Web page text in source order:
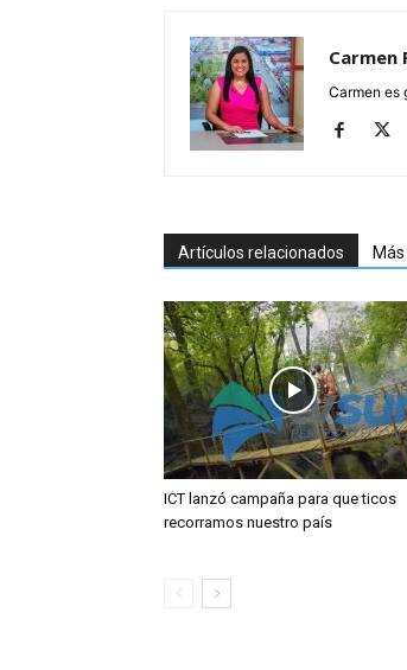
Carmen
Carmen es
Artículos relacionados
ICT lanzó campaña para que ticos
recorramos nuestro país